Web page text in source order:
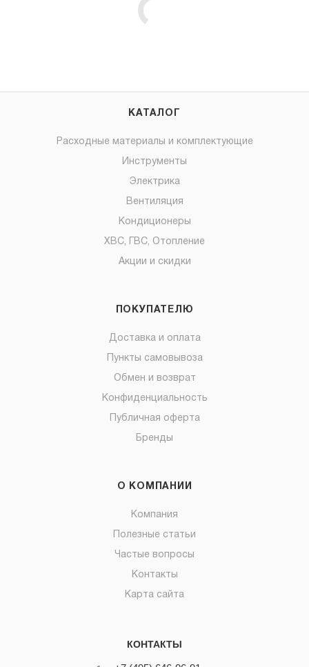
КАТАЛОГ
Расходные материалы и комплектующие
Инструменты
Электрика
Вентиляция
Кондиционеры
ХВС, ГВС, Отопление
Акции и скидки
ПОКУПАТЕЛЮ
Доставка и оплата
Пункты самовывоза
Обмен и возврат
Конфиденциальность
Публичная оферта
Бренды
О КОМПАНИИ
Компания
Полезные статьи
Частые вопросы
Контакты
Карта сайта
КОНТАКТЫ